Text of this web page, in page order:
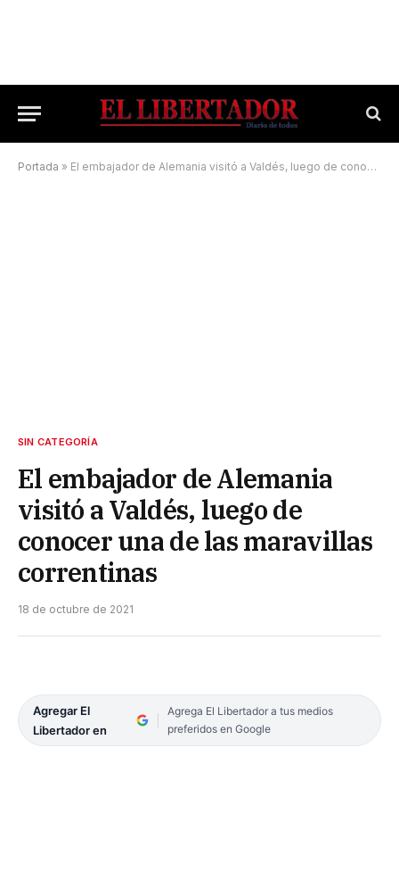
Portada » El embajador de Alemania visitó a Valdés, luego de conocer una de las maravillas correntinas
SIN CATEGORÍA
El embajador de Alemania
visitó a Valdés, luego de
conocer una de las maravillas
correntinas
18 de octubre de 2021
Agregar El
Libertador en
Agrega El Libertador a tus medios
preferidos en Google